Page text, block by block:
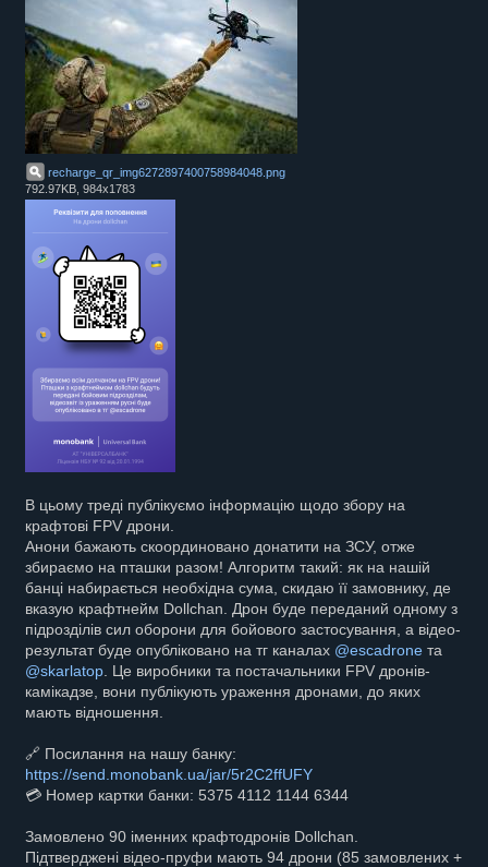
recharge_qr_img6272897400758984048 png
792.97KB, 984x1783
В цьому треді публікуємо інформацію щодо збору на
крафтові FPV дрони.
Анони бажають скоординовано донатити на ЗСУ, отже
збираємо на пташки разом! Алгоритм такий: як на нашій
банці набирається необхідна сума, скидаю її замовнику, де
вказую крафтнейм Dollchan. Дрон буде переданий одному з
підрозділів сил оборони для бойового застосування, а відео-
результат буде опубліковано на тг каналах @escadrone та
@skarlatop . Це виробники та постачальники FPV дронів-
камікадзе, вони публікують ураження дронами, до яких
мають відношення.
🔗 Посилання на нашу банку:
https://send.monobank.ua/jar/5r2C2ffUFY
💳 Номер картки банки: 5375 4112 1144 6344
Замовлено 90 іменних крафтодронів Dollchan.
Підтверджені відео-пруфи мають 94 дрони (85 замовлених +